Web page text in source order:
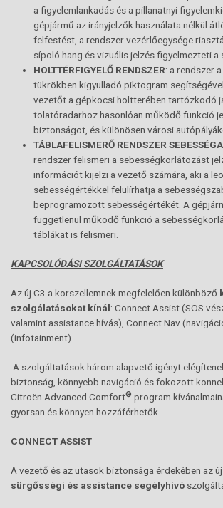
a figyelemlankadás és a pillanatnyi
gépjármű az irányjelzők használata nélkül
felfestést, a rendszer vezérlőegysége
sípoló hang és vizuális jelzés figyelmezteti a
HOLTTÉRFIGYELŐ RENDSZER: a rendszer
tükrökben kigyulladó piktogram
vezetőt a gépkocsi holtterében tartózkodó
tolatóradarhoz hasonlóan működő funkció
biztonságot, és különösen városi
TÁBLAFELISMERŐ RENDSZER
rendszer felismeri a sebességkorlátozást
információt kijelzi a vezető számára, aki a
sebességértékkel felülírhatja a
beprogramozott sebességértékét. A
függetlenül működő funkció a
táblákat is felismeri.
KAPCSOLÓDÁSI SZOLGÁLTATÁSOK
Az új C3 a korszellemnek megfelelően különböző
szolgálatásokat kínál: Connect Assist (SOS
valamint assistance hívás), Connect Nav
(infotainment).
A szolgáltatások három alapvető igényt
biztonság, könnyebb navigáció és fokozott
Citroën Advanced Comfort® program
gyorsan és könnyen hozzáférhetők.
CONNECT ASSIST
A vezető és az utasok biztonsága érdekében az új
sürgősségi és assistance segélyhívó